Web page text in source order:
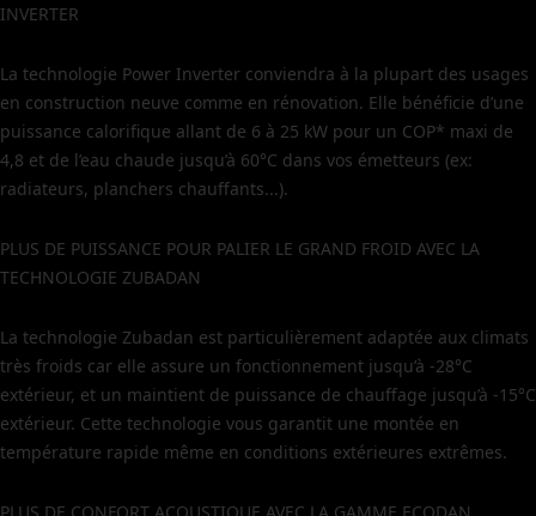
INVERTER
La technologie Power Inverter conviendra à la plupart des usages
en construction neuve comme en rénovation. Elle bénéficie d’une
puissance calorifique allant de 6 à 25 kW pour un COP* maxi de
4,8 et de l’eau chaude jusqu’à 60°C dans vos émetteurs (ex:
radiateurs, planchers chauffants...).
PLUS DE PUISSANCE POUR PALIER LE GRAND FROID AVEC LA
TECHNOLOGIE ZUBADAN
La technologie Zubadan est particulièrement adaptée aux climats
très froids car elle assure un fonctionnement jusqu’à -28°C
extérieur, et un maintient de puissance de chauffage jusqu’à -15°C
extérieur. Cette technologie vous garantit une montée en
température rapide même en conditions extérieures extrêmes.
PLUS DE CONFORT ACOUSTIQUE AVEC LA GAMME ECODAN